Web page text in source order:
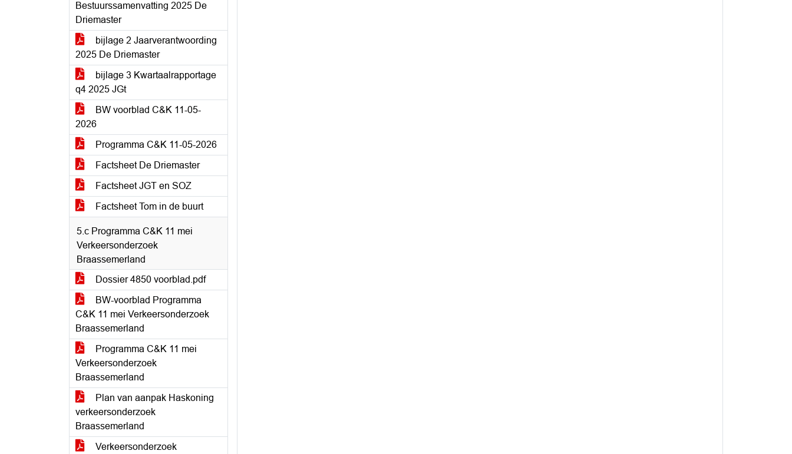
Bestuurssamenvatting 2025 De
Driemaster
bijlage 2 Jaarverantwoording
2025 De Driemaster
bijlage 3 Kwartaalrapportage
q4 2025 JGt
BW voorblad C&K 11-05-
2026
Programma C&K 11-05-2026
Factsheet De Driemaster
Factsheet JGT en SOZ
Factsheet Tom in de buurt
5.c Programma C&K 11 mei
Verkeersonderzoek
Braassemerland
Dossier 4850 voorblad.pdf
BW-voorblad Programma
C&K 11 mei Verkeersonderzoek
Braassemerland
Programma C&K 11 mei
Verkeersonderzoek
Braassemerland
Plan van aanpak Haskoning
verkeersonderzoek
Braassemerland
Verkeersonderzoek